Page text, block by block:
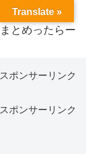
まとめったらー
スポンサーリンク
スポンサーリンク
Translate »